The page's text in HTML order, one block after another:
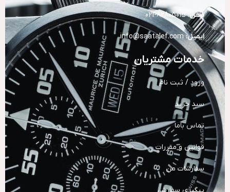
تلفن:82805015-021
ایمیل: info@saatalef.com
خدمات مشتریان
ورود / ثبت نام
سبد خرید
تماس باما
قوانین و مقررات
سفارشات من